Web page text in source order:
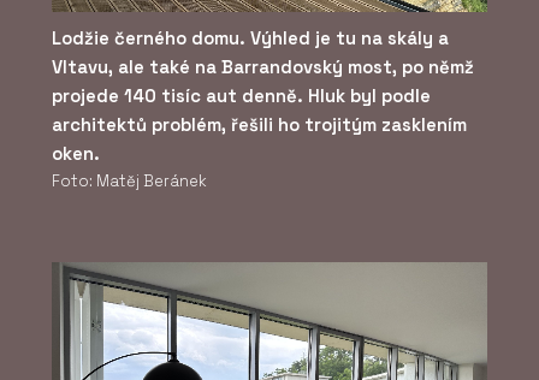
Lodžie černého domu. Výhled je tu na skály a
Vltavu, ale také na Barrandovský most, po němž
projede 140 tisíc aut denně. Hluk byl podle
architektů problém, řešili ho trojitým zasklením
oken.
Foto: Matěj Beránek